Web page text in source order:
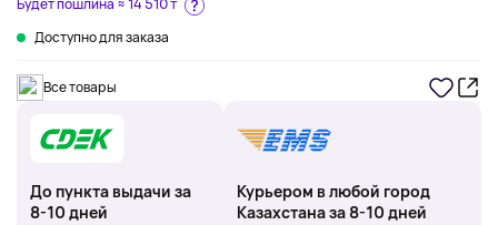
Доступно для заказа
Будет пошлина ≈14 510 ₸
Все товары
До пункта выдачи за
8-10 дней
Курьером в любой город
Казахстана за 8-10 дней